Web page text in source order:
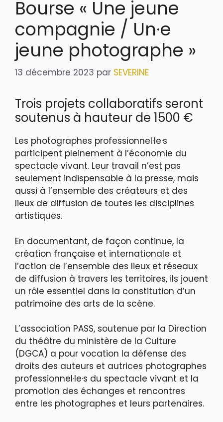
Bourse « Une jeune
compagnie / Un·e
jeune photographe »
13 décembre 2023 par SEVERINE
Trois projets collaboratifs seront
soutenus à hauteur de 1500 €
Les photographes professionnel·le·s
participent pleinement à l’économie du
spectacle vivant. Leur travail n’est pas
seulement indispensable à la presse, mais
aussi à l’ensemble des créateurs et des
lieux de diffusion de toutes les disciplines
artistiques.
En documentant, de façon continue, la
création française et internationale et
l’action de l’ensemble des lieux et réseaux
de diffusion à travers les territoires, ils jouent
un rôle essentiel dans la constitution d’un
patrimoine des arts de la scène.
L’association PASS, soutenue par la Direction
du théâtre du ministère de la Culture
(DGCA) a pour vocation la défense des
droits des auteurs et autrices photographes
professionnel·le·s du spectacle vivant et la
promotion des échanges et rencontres
entre les photographes et leurs partenaires.